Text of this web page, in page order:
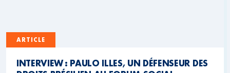
ARTICLE
INTERVIEW : PAULO ILLES, UN DÉFENSEUR DES